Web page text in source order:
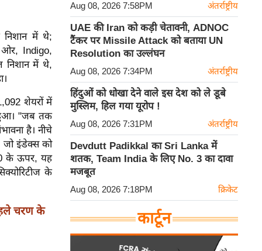
में थे;
ओर, Indigo,
निशान में थे,
शेयरों में
हुआ। "जब तक
है। नीचे
जो इंडेक्स को
के ऊपर, यह
के
चरण के
Aug 08, 2026 7:58PM अंतर्राष्ट्रीय
UAE की Iran को कड़ी चेतावनी, ADNOC
टैंकर पर Missile Attack को बताया UN
Resolution का उल्लंघन
Aug 08, 2026 7:34PM अंतर्राष्ट्रीय
हिंदुओं को धोखा देने वाले इस देश को ले डूबे
मुस्लिम, हिल गया यूरोप !
Aug 08, 2026 7:31PM अंतर्राष्ट्रीय
Devdutt Padikkal का Sri Lanka में
शतक, Team India के लिए No. 3 का दावा
मजबूत
Aug 08, 2026 7:18PM क्रिकेट
कार्टून